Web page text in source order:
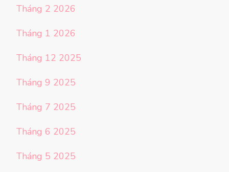
Tháng 2 2026
Tháng 1 2026
Tháng 12 2025
Tháng 9 2025
Tháng 7 2025
Tháng 6 2025
Tháng 5 2025